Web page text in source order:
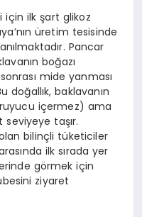
için ilk şart glikoz
üretim tesisinde
Pancar
boğazı
mide yanması
doğallık, baklavanın
içermez) ama
taşır.
olan bilinçli tüketiciler
ilk sırada yer
görmek için
ziyaret